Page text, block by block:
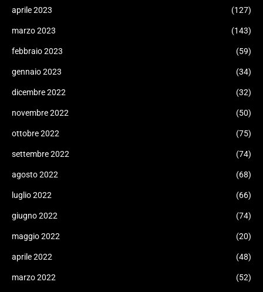
aprile 2023 (127)
marzo 2023 (143)
febbraio 2023 (59)
gennaio 2023 (34)
dicembre 2022 (32)
novembre 2022 (50)
ottobre 2022 (75)
settembre 2022 (74)
agosto 2022 (68)
luglio 2022 (66)
giugno 2022 (74)
maggio 2022 (20)
aprile 2022 (48)
marzo 2022 (52)